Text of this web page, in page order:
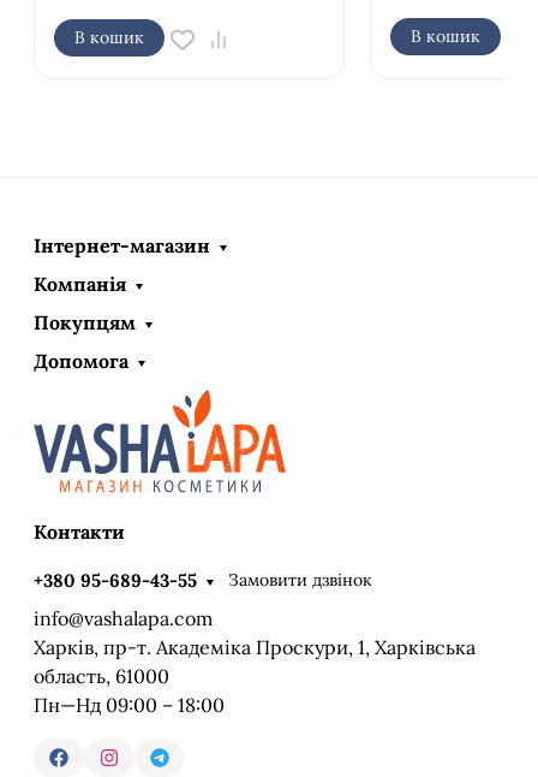
В кошик В кошик
Інтернет-магазин
Компанія
Покупцям
Допомога
Контакти
+380 95-689-43-55 Замовити дзвінок
info@vashalapa.com
Харків, пр-т. Академіка Проскури, 1, Харківська
область, 61000
Пн—Нд 09:00 – 18:00